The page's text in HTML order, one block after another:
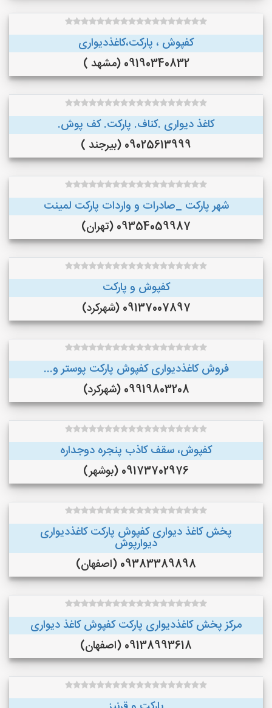
کفپوش ، پارکت،کاغذدیواری
09190340832 (مشهد )
کاغذ دیواری .کناف. پارکت. کف پوش.
09025613999 (بیرجند )
شهر پارکت _صادرات و واردات پارکت لمینت
09354059987 (تهران)
کفپوش و پارکت
09137007897 (شهرکرد)
فروش کاغذدیواری کفپوش پارکت پوستر و...
09919803208 (شهرکرد)
کفپوش، سقف کاذب پنجره دوجداره
09173702976 (بوشهر)
پخش کاغذ دیواری کفپوش پارکت کاغذدیواری
دیوارپوش
09383389898 (اصفهان)
مرکز پخش کاغذدیواری پارکت کفپوش کاغذ دیواری
09138993618 (اصفهان)